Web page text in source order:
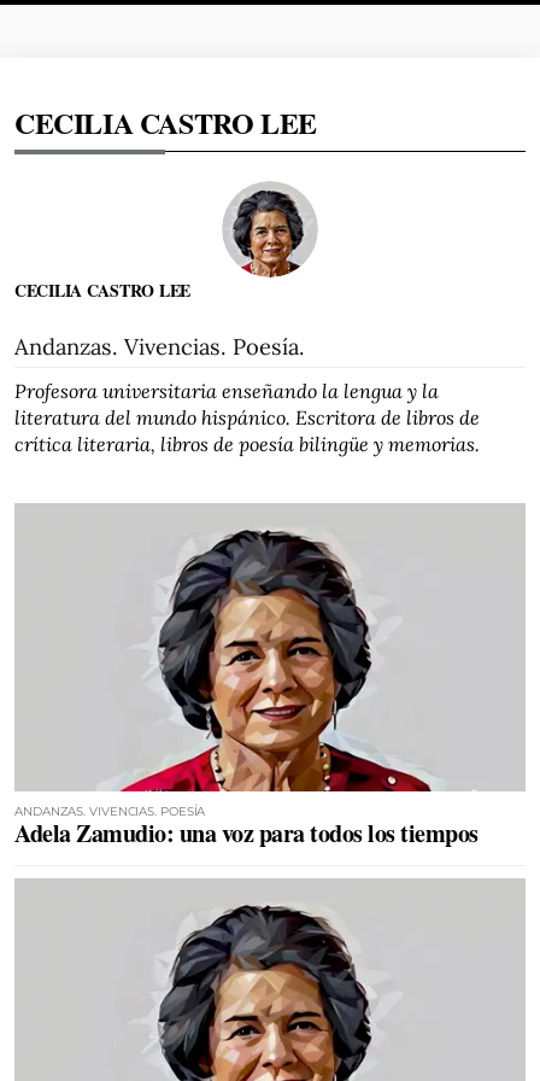
CECILIA CASTRO LEE
CECILIA CASTRO LEE
Andanzas. Vivencias. Poesía.
Profesora universitaria enseñando la lengua y la
literatura del mundo hispánico. Escritora de libros de
crítica literaria, libros de poesía bilingüe y memorias.
ANDANZAS. VIVENCIAS. POESÍA
Adela Zamudio: una voz para todos los tiempos